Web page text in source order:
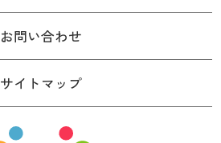
お問い合わせ
サイトマップ